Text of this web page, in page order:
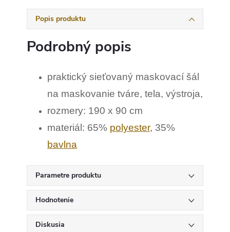
Popis produktu
Podrobný popis
praktický sieťovaný maskovací šál
na maskovanie tváre, tela, výstroja,
rozmery: 190 x 90 cm
materiál: 65% polyester, 35%
bavlna
Parametre produktu
Hodnotenie
Diskusia